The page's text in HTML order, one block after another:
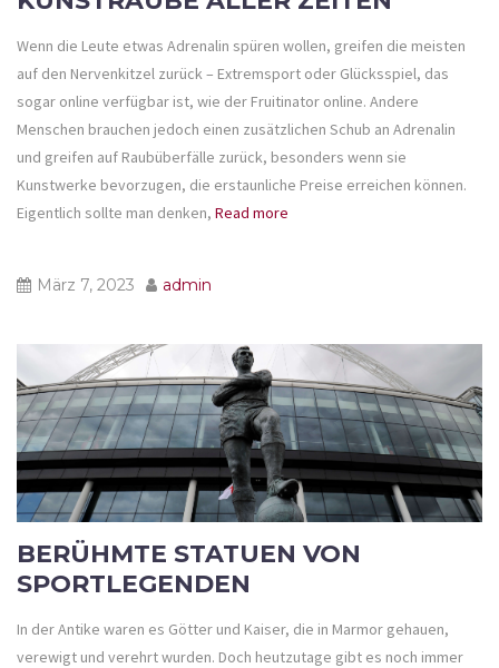
Wenn die Leute etwas Adrenalin spüren wollen, greifen die meisten
auf den Nervenkitzel zurück – Extremsport oder Glücksspiel, das
sogar online verfügbar ist, wie der Fruitinator online. Andere
Menschen brauchen jedoch einen zusätzlichen Schub an Adrenalin
und greifen auf Raubüberfälle zurück, besonders wenn sie
Kunstwerke bevorzugen, die erstaunliche Preise erreichen können.
Eigentlich sollte man denken, Read more
März 7, 2023 admin
BERÜHMTE STATUEN VON
SPORTLEGENDEN
In der Antike waren es Götter und Kaiser, die in Marmor gehauen,
verewigt und verehrt wurden. Doch heutzutage gibt es noch immer